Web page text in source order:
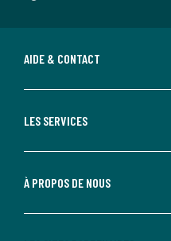
AIDE & CONTACT
LES SERVICES
À PROPOS DE NOUS